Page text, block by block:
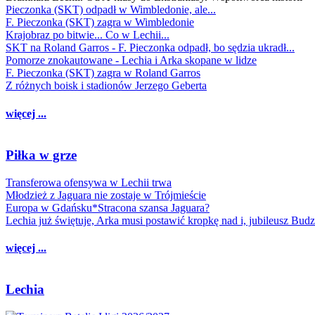
Pieczonka (SKT) odpadł w Wimbledonie, ale...
F. Pieczonka (SKT) zagra w Wimbledonie
Krajobraz po bitwie... Co w Lechii...
SKT na Roland Garros - F. Pieczonka odpadł, bo sędzia ukradł...
Pomorze znokautowane - Lechia i Arka skopane w lidze
F. Pieczonka (SKT) zagra w Roland Garros
Z różnych boisk i stadionów Jerzego Geberta
więcej ...
Piłka w grze
Transferowa ofensywa w Lechii trwa
Młodzież z Jaguara nie zostaje w Trójmieście
Europa w Gdańsku*Stracona szansa Jaguara?
Lechia już świętuje, Arka musi postawić kropkę nad i, jubileusz
więcej ...
Lechia